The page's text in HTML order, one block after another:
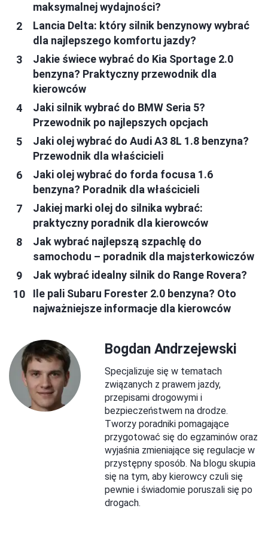
maksymalnej wydajności?
Lancia Delta: który silnik benzynowy wybrać
dla najlepszego komfortu jazdy?
Jakie świece wybrać do Kia Sportage 2.0
benzyna? Praktyczny przewodnik dla
kierowców
Jaki silnik wybrać do BMW Seria 5?
Przewodnik po najlepszych opcjach
Jaki olej wybrać do Audi A3 8L 1.8 benzyna?
Przewodnik dla właścicieli
Jaki olej wybrać do forda focusa 1.6
benzyna? Poradnik dla właścicieli
Jakiej marki olej do silnika wybrać:
praktyczny poradnik dla kierowców
Jak wybrać najlepszą szpachlę do
samochodu – poradnik dla majsterkowiczów
Jak wybrać idealny silnik do Range Rovera?
Ile pali Subaru Forester 2.0 benzyna? Oto
najważniejsze informacje dla kierowców
Bogdan Andrzejewski
Specjalizuje się w tematach
związanych z prawem jazdy,
przepisami drogowymi i
bezpieczeństwem na drodze.
Tworzy poradniki pomagające
przygotować się do egzaminów oraz
wyjaśnia zmieniające się regulacje w
przystępny sposób. Na blogu skupia
się na tym, aby kierowcy czuli się
pewnie i świadomie poruszali się po
drogach.